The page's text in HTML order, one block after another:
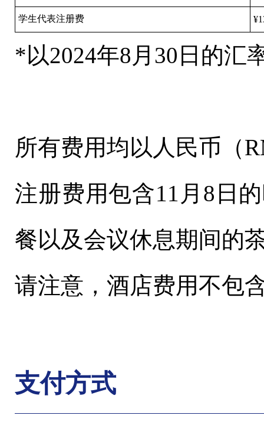
学生代表注册费
*以2024年8月30日的汇
所有费用均以人民币（
注册费用包含11月8日
餐以及会议休息期间的
请注意，酒店费用不包
支付方式